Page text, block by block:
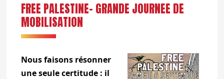
FREE PALESTINE- GRANDE JOURNEE DE
MOBILISATION
Nous faisons résonner
une seule certitude : il